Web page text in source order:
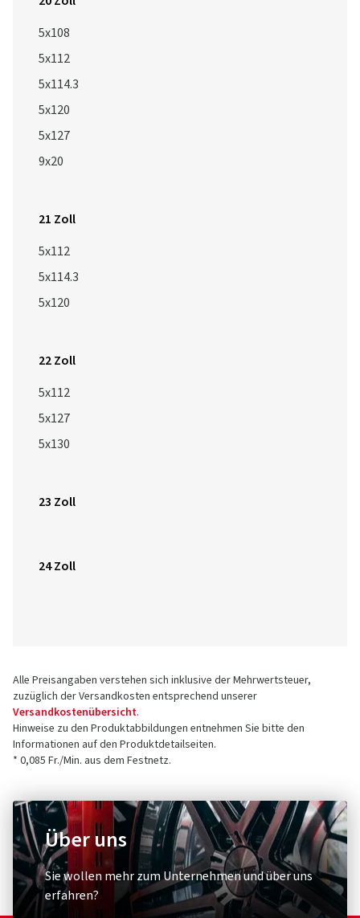
5x108
5x112
5x114.3
5x120
5x127
9x20
21 Zoll
5x112
5x114.3
5x120
22 Zoll
5x112
5x127
5x130
23 Zoll
24 Zoll
Alle Preisangaben verstehen sich inklusive der Mehrwertsteuer,
zuzüglich der Versandkosten entsprechend unserer
Versandkostenübersicht.
Hinweise zu den Produktabbildungen entnehmen Sie bitte den
Informationen auf den Produktdetailseiten.
* 0,085 Fr./Min. aus dem Festnetz.
Über uns
Sie wollen mehr zum Unternehmen und über uns
erfahren?